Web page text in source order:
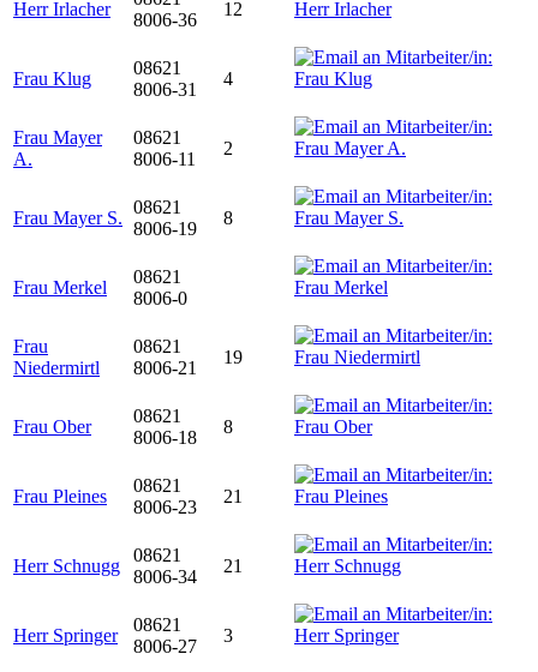
Herr Irlacher
8006-36
12
Frau Klug
08621
8006-31
4
Frau Mayer
A.
08621
8006-11
2
Frau Mayer S.
08621
8006-19
8
Frau Merkel
08621
8006-0
Frau
Niedermirtl
08621
8006-21
19
Frau Ober
08621
8006-18
8
Frau Pleines
08621
8006-23
21
Herr Schnugg
08621
8006-34
21
Herr Springer
08621
8006-27
3